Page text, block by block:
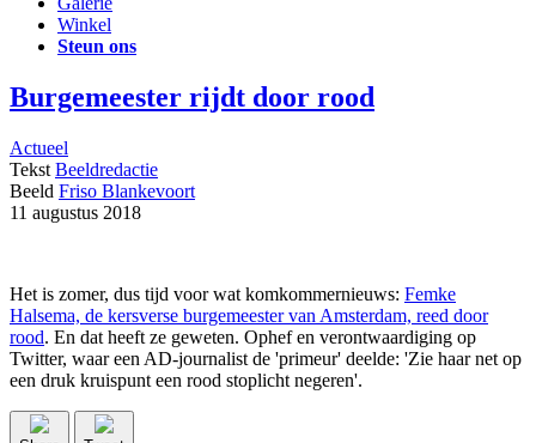
Winkel
Steun ons
Burgemeester rijdt door rood
Actueel
Tekst Beeldredactie
Beeld Friso Blankevoort
11 augustus 2018
Het is zomer, dus tijd voor wat komkommernieuws: Femke
Halsema, de kersverse burgemeester van Amsterdam, reed door
rood. En dat heeft ze geweten. Ophef en verontwaardiging op
Twitter, waar een AD-journalist de 'primeur' deelde: 'Zie haar net op
een druk kruispunt een rood stoplicht negeren'.